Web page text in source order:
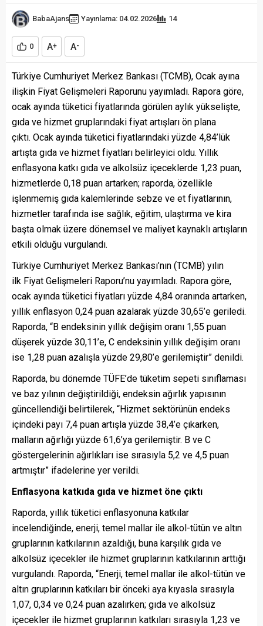
BabaAjans Yayınlama: 04.02.2026 14
0 A+ A-
Türkiye Cumhuriyet Merkez Bankası (TCMB), Ocak ayına
ilişkin Fiyat Gelişmeleri Raporunu yayımladı. Rapora göre,
ocak ayında tüketici fiyatlarında görülen aylık yükselişte,
gıda ve hizmet gruplarındaki fiyat artışları ön plana
çıktı. Ocak ayında tüketici fiyatlarındaki yüzde 4,84’lük
artışta gıda ve hizmet fiyatları belirleyici oldu. Yıllık
enflasyona katkı gıda ve alkolsüz içeceklerde 1,23 puan,
hizmetlerde 0,18 puan artarken; raporda, özellikle
işlenmemiş gıda kalemlerinde sebze ve et fiyatlarının,
hizmetler tarafında ise sağlık, eğitim, ulaştırma ve kira
başta olmak üzere dönemsel ve maliyet kaynaklı artışların
etkili olduğu vurgulandı.
Türkiye Cumhuriyet Merkez Bankası’nın (TCMB) yılın
ilk Fiyat Gelişmeleri Raporu’nu yayımladı. Rapora göre,
ocak ayında tüketici fiyatları yüzde 4,84 oranında artarken,
yıllık enflasyon 0,24 puan azalarak yüzde 30,65’e geriledi.
Raporda, “B endeksinin yıllık değişim oranı 1,55 puan
düşerek yüzde 30,11’e, C endeksinin yıllık değişim oranı
ise 1,28 puan azalışla yüzde 29,80’e gerilemiştir” denildi.
Raporda, bu dönemde TÜFE’de tüketim sepeti sınıflaması
ve baz yılının değiştirildiği, endeksin ağırlık yapısının
güncellendiği belirtilerek, “Hizmet sektörünün endeks
içindeki payı 7,4 puan artışla yüzde 38,4’e çıkarken,
malların ağırlığı yüzde 61,6’ya gerilemiştir. B ve C
göstergelerinin ağırlıkları ise sırasıyla 5,2 ve 4,5 puan
artmıştır” ifadelerine yer verildi.
Enflasyona katkıda gıda ve hizmet öne çıktı
Raporda, yıllık tüketici enflasyonuna katkılar
incelendiğinde, enerji, temel mallar ile alkol-tütün ve altın
gruplarının katkılarının azaldığı, buna karşılık gıda ve
alkolsüz içecekler ile hizmet gruplarının katkılarının arttığı
vurgulandı. Raporda, “Enerji, temel mallar ile alkol-tütün ve
altın gruplarının katkıları bir önceki aya kıyasla sırasıyla
1,07, 0,34 ve 0,24 puan azalırken; gıda ve alkolsüz
içecekler ile hizmet gruplarının katkıları sırasıyla 1,23 ve